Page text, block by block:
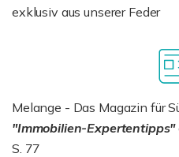
exklusiv aus unserer Feder
Melange - Das Magazin für
"Immobilien-Expertentipps"
S. 77